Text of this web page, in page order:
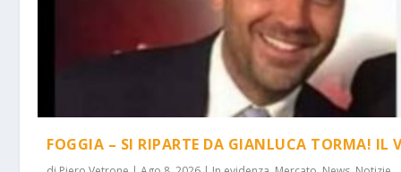
FOGGIA – SI RIPARTE DA GIANLUCA TORMA! IL